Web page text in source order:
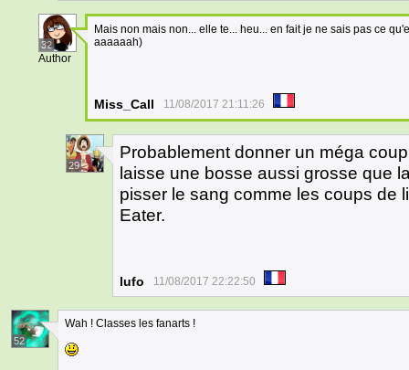
32
Author
Mais non mais non... elle te... heu... en fait je ne sais pas ce
aaaaaah)
Miss_Call 11/08/2017 21:11:26
29
Probablement donner un méga
laisse une bosse aussi grosse que
pisser le sang comme les coups de
Eater.
lufo 11/08/2017 22:22:50
52
Wah ! Classes les fanarts !